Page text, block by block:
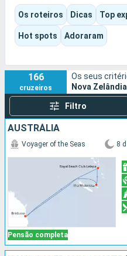
navegações panorâmicas.
experiência pode privilegiar
as grandes paisagens do Sul.
Os roteiros Dicas Top
Hot spots Adoraram
166
cruzeiros
Os seus
Nova Zelândia
Filtro
AUSTRÁLIA
Pensão completa
Voyager of the Seas 8 d